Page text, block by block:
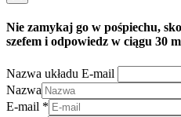
Nie zamykaj go w pośpiechu,
szefem i odpowiedz w ciągu 30
Nazwa układu E-mail
Nazwa
E-mail *